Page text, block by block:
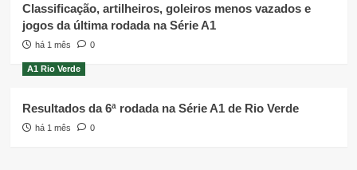
Classificação, artilheiros, goleiros menos vazados e
jogos da última rodada na Série A1
há 1 mês 0
A1 Rio Verde
Resultados da 6ª rodada na Série A1 de Rio Verde
há 1 mês 0